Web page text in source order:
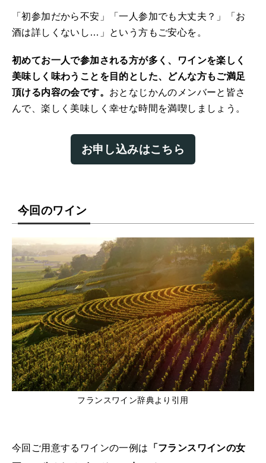
「初参加だから不安」「一人参加でも大丈夫？」「お
酒は詳しくないし…」という方もご安心を。
初めてお一人で参加される方が多く、ワインを楽しく
美味しく味わうことを目的とした、どんな方もご満足
頂ける内容の会です。 おとなじかんのメンバーと皆さ
んで、楽しく美味しく幸せな時間を満喫しましょう。
お申し込みはこちら
今回のワイン
フランスワイン辞典より引用
今回ご用意するワインの一例は 「フランスワインの女